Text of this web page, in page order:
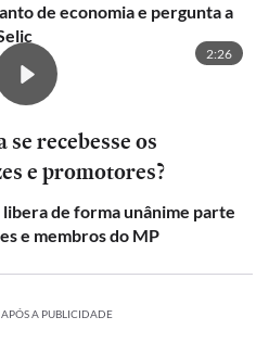
de economia e pergunta a
2:26
recebesse os
e promotores?
de forma unânime parte
e membros do MP
A PUBLICIDADE